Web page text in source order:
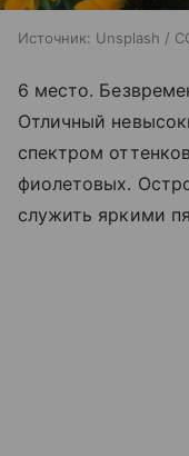
Источник: Unsplash /
6 место.
Отличный
спектром
фиолетовых.
служить яркими